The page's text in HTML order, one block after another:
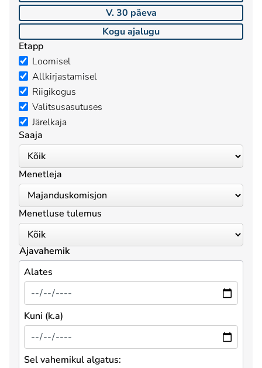
V. 30 päeva
Kogu ajalugu
Etapp
Loomisel
Allkirjastamisel
Riigikogus
Valitsusasutuses
Järelkaja
Saaja
Menetleja
Menetluse tulemus
Ajavahemik
Alates
Kuni (k.a)
Sel vahemikul algatus: